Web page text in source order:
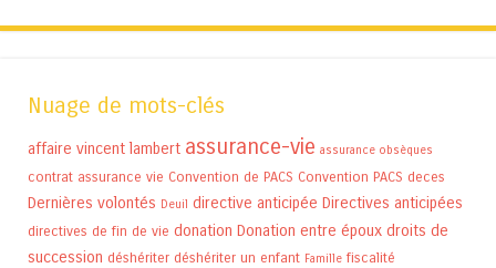
Nuage de mots-clés
affaire vincent lambert assurance-vie assurance obsèques
contrat assurance vie Convention de PACS Convention PACS deces
Dernières volontés Deuil directive anticipée Directives anticipées
directives de fin de vie donation Donation entre époux droits de
succession déshériter déshériter un enfant Famille fiscalité